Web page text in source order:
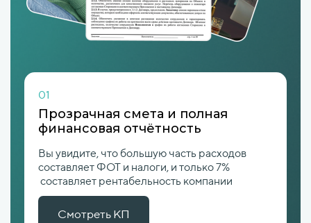
01
Прозрачная смета и полная
финансовая отчётность
Вы увидите, что большую часть расходов
составляет ФОТ и налоги, и только 7%
составляет рентабельность компании
Смотреть КП